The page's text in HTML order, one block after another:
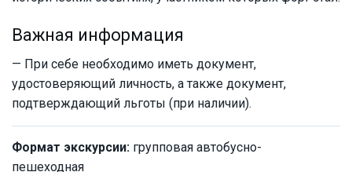
Важная информация
— При себе необходимо иметь документ,
удостоверяющий личность, а также документ,
подтверждающий льготы (при наличии).
Формат экскурсии: групповая автобусно-
пешеходная